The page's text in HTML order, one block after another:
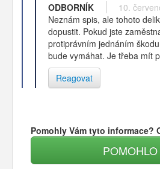
ODBORNÍK
10.
Neznám spis, ale tohoto
dopustit. Pokud jste
protiprávním jednáním
bude vymáhat. Je třeba mít
Reagovat
Pomohly Vám tyto informace?